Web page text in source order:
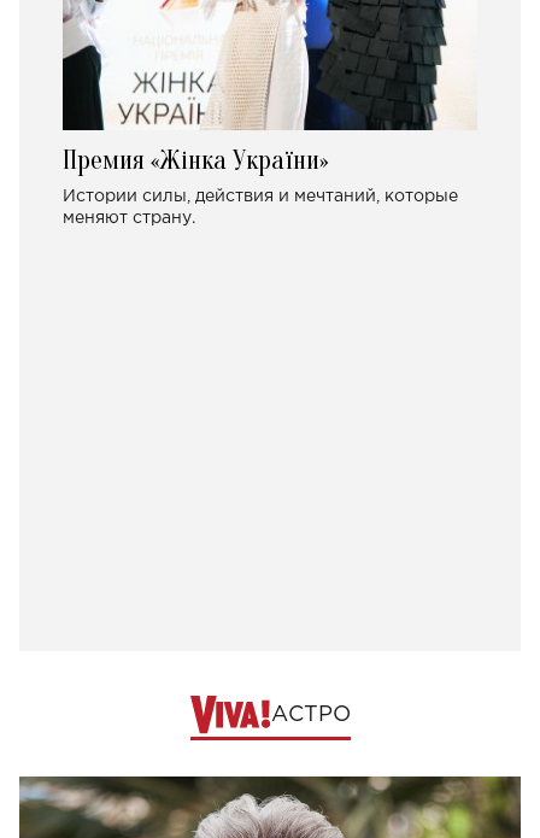
Премия «Жінка України»
Истории силы, действия и мечтаний, которые
меняют страну.
АСТРО